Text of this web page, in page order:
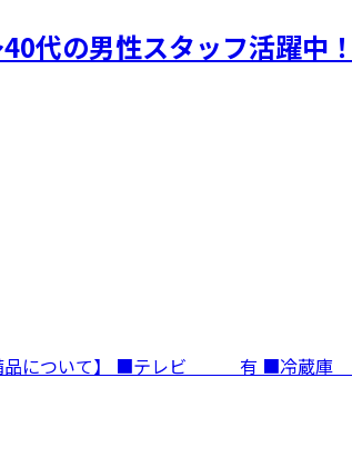
代の男性スタッフ活躍中
品について】 ■テレビ 有 ■